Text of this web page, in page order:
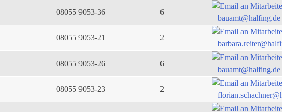
08055 9053-36 6
bauamt@halfing.de
08055 9053-21 2
08055 9053-26 6
bauamt@halfing.de
08055 9053-23 2